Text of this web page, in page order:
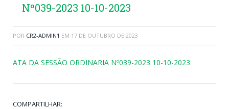
Nº039-2023 10-10-2023
POR CR2-ADMIN1 EM 17 DE OUTUBRO DE 2023
ATA DA SESSÃO ORDINARIA Nº039-2023 10-10-2023
COMPARTILHAR: